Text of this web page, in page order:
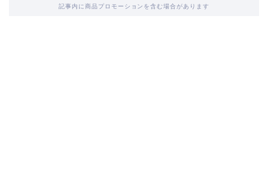
記事内に商品プロモーションを含む場合があります